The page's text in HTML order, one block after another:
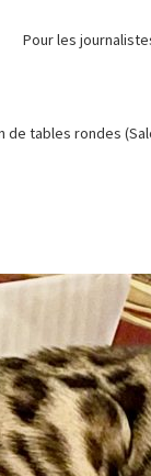
Pour les
tables rondes